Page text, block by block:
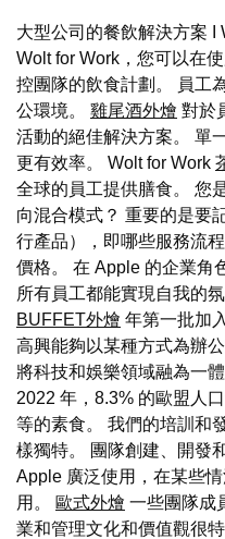
大型公司的餐飲解決方案 I
Wolt for Work，您可以在
控團隊的飲食計劃。 員工
公環境。 雞尾酒外燴 對於
活動的絕佳解決方案。 單
更有效率。 Wolt for Work
全球的員工提供膳食。 您
向混合模式？ 重要的是要
行產品），即哪些服務流
價格。 在 Apple 的企業角
所有員工都能實現自我的
BUFFET外燴 年第一批加
高興能夠以某種方式為辦
將科技和娛樂領域融為一
2022 年，8.3% 的歐盟人
等的素食。 我們的培訓和
樣獨特。 團隊創建、開發
Apple 廣泛使用，在某些
用。
歐式外燴 一些團隊成
業和管理文化和價值觀很